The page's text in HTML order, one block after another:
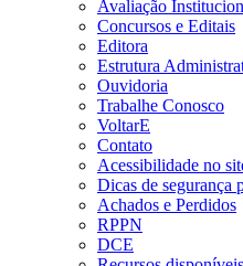
Avaliação
Concursos e Editais
Editora
Estrutura
Ouvidoria
Trabalhe Conosco
VoltarE
Contato
Acessibilidade no
Dicas de segurança
Achados e Perdidos
RPPN
DCE